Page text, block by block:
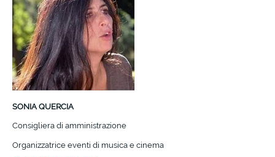
SONIA QUERCIA
Consigliera di amministrazione
Organizzatrice eventi di musica e cinema